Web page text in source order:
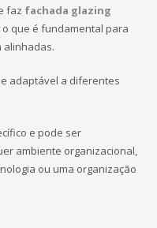
faz fachada glazing
que é fundamental para
alinhadas.
adaptável a diferentes
e pode ser
ambiente organizacional,
ou uma organização